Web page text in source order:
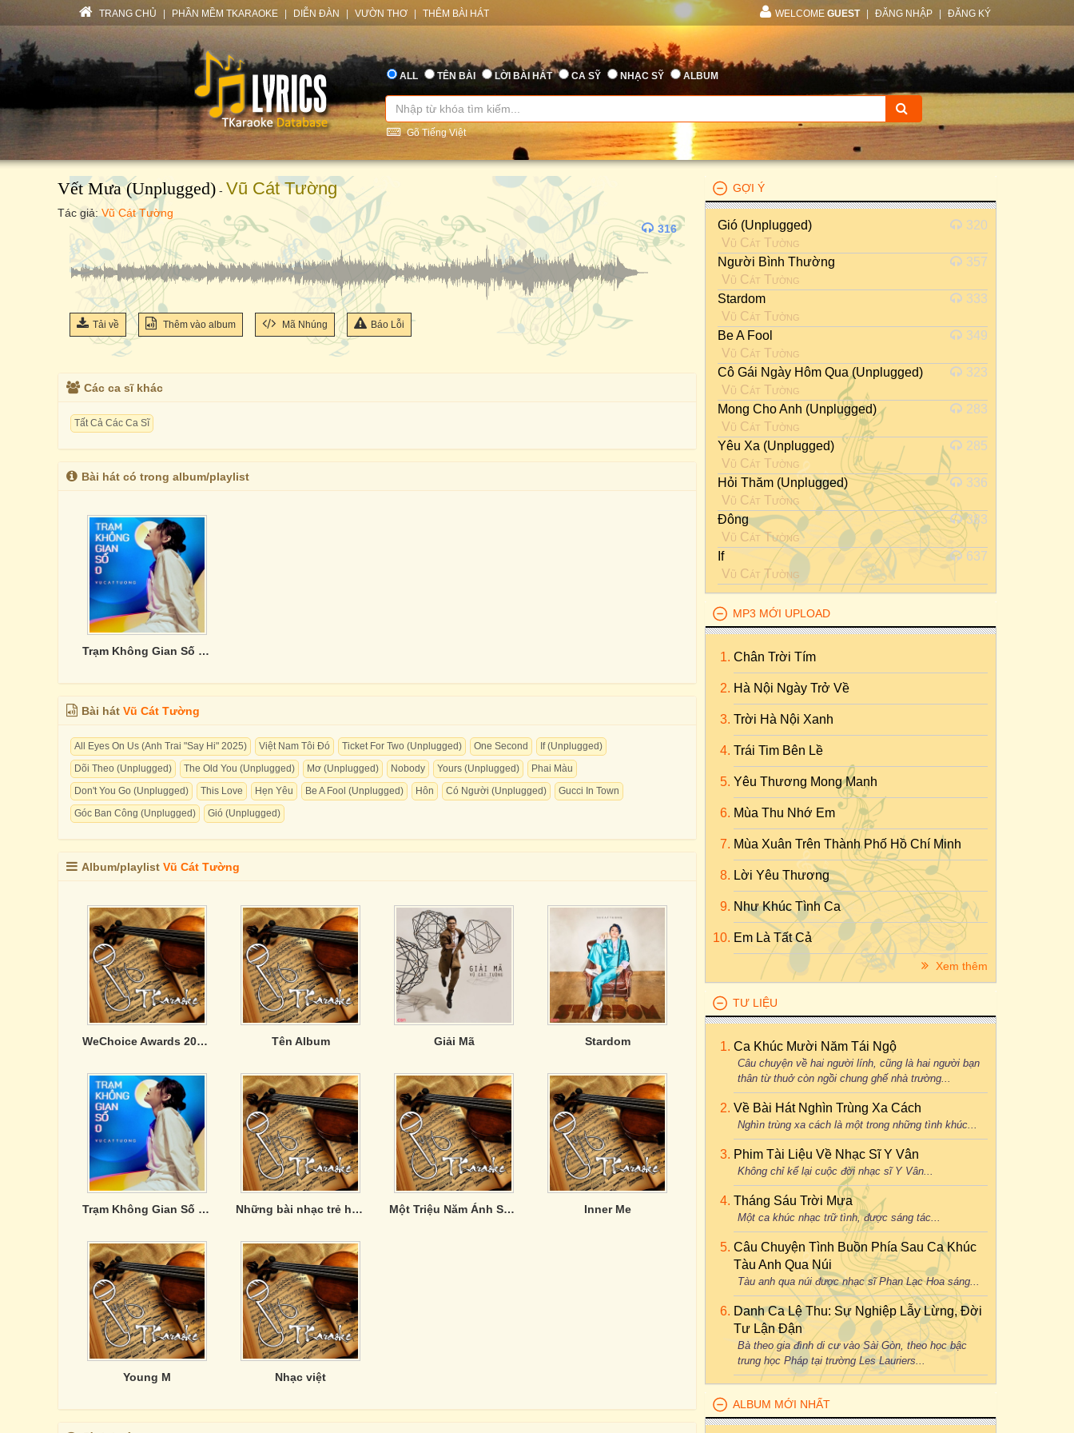
TRANG CHỦ PHẦN MỀM TKARAOKE DIỄN ĐÀN VƯỜN THƠ THÊM BÀI HÁT WELCOME GUEST ĐĂNG NHẬP ĐĂNG KÝ
ALL TÊN BÀI LỜI BÀI HÁT CA SỸ NHẠC SỸ ALBUM
Gõ Tiếng Việt
Vết Mưa (Unplugged) - Vũ Cát Tường
Tác giả: Vũ Cát Tường
316
Tải về Thêm vào album Mã Nhúng Báo Lỗi
Các ca sĩ khác
Tất Cả Các Ca Sĩ
Bài hát có trong album/playlist
Trạm Không Gian Số 0 (Unplugged)
Bài hát Vũ Cát Tường
All Eyes On Us (Anh Trai "Say Hi" 2025) Việt Nam Tôi Đó Ticket For Two (Unplugged) One Second
If (Unplugged)
Dõi Theo (Unplugged)
The Old You (Unplugged) Mơ (Unplugged) Nobody Yours (Unplugged)
Phai Màu
Don't You Go (Unplugged)
This Love Hẹn Yêu Be A Fool (Unplugged) Hôn Có Người (Unplugged)
Gucci In Town
Góc Ban Công (Unplugged)
Gió (Unplugged)
Album/playlist Vũ Cát Tường
WeChoice Awards 2024: Việt Nam Tôi Đó Tên Album Giải Mã Stardom
Trạm Không Gian Số 0 (Unplugged) Những bài nhạc trẻ hay nhất Một Triệu Năm Ánh Sáng Inner Me
Young M Nhạc việt
GỢI Ý
Gió (Unplugged)
Vũ Cát Tường
320
Người Bình Thường
Vũ Cát Tường
357
Stardom
Vũ Cát Tường
333
Be A Fool
Vũ Cát Tường
349
Cô Gái Ngày Hôm Qua (Unplugged)
Vũ Cát Tường
323
Mong Cho Anh (Unplugged)
Vũ Cát Tường
283
Yêu Xa (Unplugged)
Vũ Cát Tường
285
Hỏi Thăm (Unplugged)
Vũ Cát Tường
336
Đông
Vũ Cát Tường
383
If
Vũ Cát Tường
637
MP3 MỚI UPLOAD
Chân Trời Tím
Hà Nội Ngày Trở Về
Trời Hà Nội Xanh
Trái Tim Bên Lề
Yêu Thương Mong Manh
Mùa Thu Nhớ Em
Mùa Xuân Trên Thành Phố Hồ Chí Minh
Lời Yêu Thương
Như Khúc Tình Ca
Em Là Tất Cả
Xem thêm
TƯ LIỆU
Ca Khúc Mười Năm Tái Ngộ
Câu chuyện về hai người lính, cũng là hai người bạn
thân từ thuở còn ngồi chung ghế nhà trường...
Về Bài Hát Nghìn Trùng Xa Cách
Nghìn trùng xa cách là một trong những tình khúc...
Phim Tài Liệu Về Nhạc Sĩ Y Vân
Không chỉ kể lại cuộc đời nhạc sĩ Y Vân...
Tháng Sáu Trời Mưa
Một ca khúc nhạc trữ tình, được sáng tác...
Câu Chuyện Tình Buồn Phía Sau Ca Khúc
Tàu Anh Qua Núi
Tàu anh qua núi được nhạc sĩ Phan Lạc Hoa sáng...
Danh Ca Lệ Thu: Sự Nghiệp Lẫy Lừng, Đời
Tư Lận Đận
Bà theo gia đình di cư vào Sài Gòn, theo học bậc
trung học Pháp tại trường Les Lauriers...
ALBUM MỚI NHẤT